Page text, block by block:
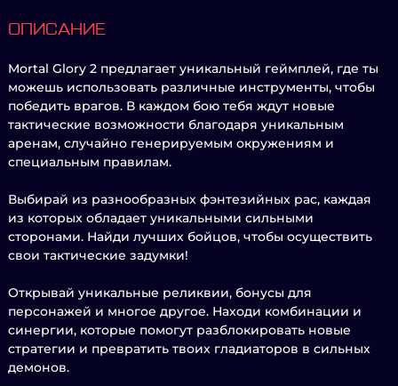
ОПИСАНИЕ
Mortal Glory 2 предлагает уникальный геймплей, где ты
можешь использовать различные инструменты, чтобы
победить врагов. В каждом бою тебя ждут новые
тактические возможности благодаря уникальным
аренам, случайно генерируемым окружениям и
специальным правилам.
Выбирай из разнообразных фэнтезийных рас, каждая
из которых обладает уникальными сильными
сторонами. Найди лучших бойцов, чтобы осуществить
свои тактические задумки!
Открывай уникальные реликвии, бонусы для
персонажей и многое другое. Находи комбинации и
синергии, которые помогут разблокировать новые
стратегии и превратить твоих гладиаторов в сильных
демонов.